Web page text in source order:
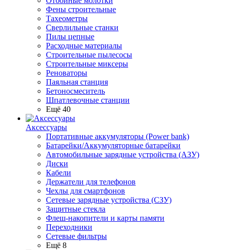
Фены строительные
Тахеометры
Сверлильные станки
Пилы цепные
Расходные материалы
Строительные пылесосы
Строительные миксеры
Реноваторы
Паяльная станция
Бетоносмеситель
Шпатлевочные станции
Ещё 40
Аксессуары
Портативные аккумуляторы (Power bank)
Батарейки/Аккумуляторные батарейки
Автомобильные зарядные устройства (АЗУ)
Диски
Кабели
Держатели для телефонов
Чехлы для смартфонов
Сетевые зарядные устройства (СЗУ)
Защитные стекла
Флеш-накопители и карты памяти
Переходники
Сетевые фильтры
Ещё 8